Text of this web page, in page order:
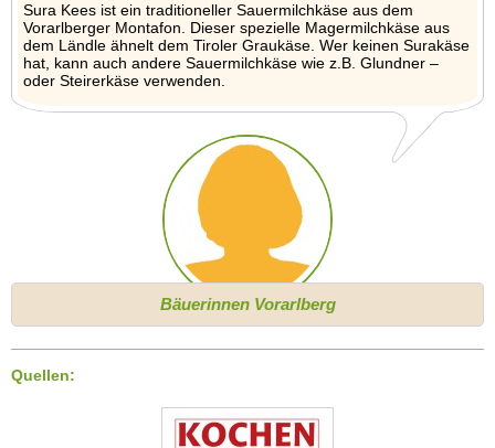
Sura Kees ist ein traditioneller Sauermilchkäse aus dem
Vorarlberger Montafon. Dieser spezielle Magermilchkäse aus
dem Ländle ähnelt dem Tiroler Graukäse. Wer keinen Surakäse
hat, kann auch andere Sauermilchkäse wie z.B. Glundner –
oder Steirerkäse verwenden.
Bäuerinnen Vorarlberg
Quellen: